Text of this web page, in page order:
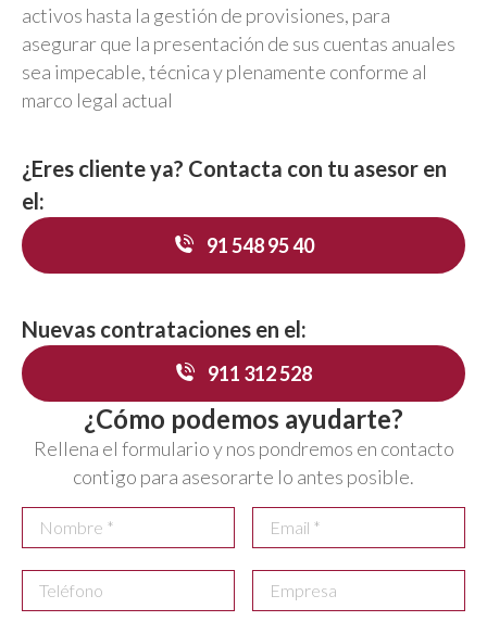
activos hasta la gestión de provisiones, para
asegurar que la presentación de sus cuentas anuales
sea impecable, técnica y plenamente conforme al
marco legal actual
¿Eres cliente ya? Contacta con tu asesor en
el:
91 548 95 40
Nuevas contrataciones en el:
911 312 528
¿Cómo podemos ayudarte?
Rellena el formulario y nos pondremos en contacto
contigo para asesorarte lo antes posible.